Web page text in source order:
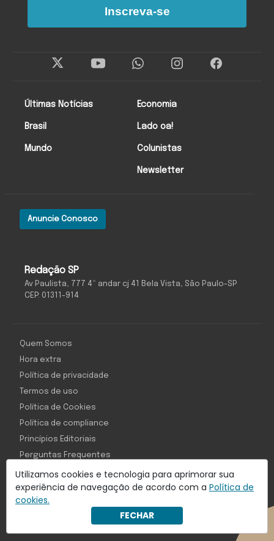
Utilizamos cookies e tecnologia para aprimorar sua
experiência de navegação de acordo com a Política de
cookies.
FECHAR
Redação SP
Av Paulista, 777 4º andar cj 41 Bela Vista, São Paulo-SP
CEP: 01311-914
Anuncie Conosco
Últimas Notícias
Brasil
Mundo
Economia
Lado oa!
Colunistas
Newsletter
Inscreva-se
Com inteligência e tecnologia:
Object1ve - Marketing Solution
Quem Somos
Hora extra
Política de privacidade
Termos de uso
Política de Cookies
Política de compliance
Princípios Editoriais
Perguntas Frequentes